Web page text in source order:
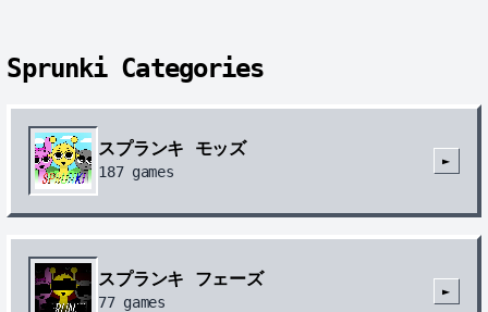
Sprunki Categories
スプランキ モッズ
187games
►
スプランキ フェーズ
77games
►